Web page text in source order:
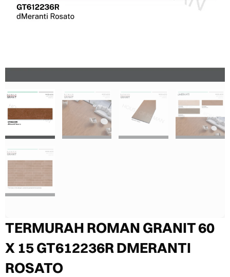
TERMURAH ROMAN GRANIT 60
X 15 GT612236R DMERANTI
ROSATO